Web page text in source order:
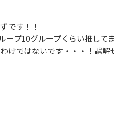
です！！
ープ10グループくらい推して
けではないです・・・！誤解